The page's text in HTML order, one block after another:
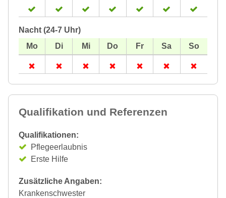
Nacht (24-7 Uhr)
Qualifikation und Referenzen
Qualifikationen:
Pflegeerlaubnis
Erste Hilfe
Zusätzliche Angaben:
Krankenschwester